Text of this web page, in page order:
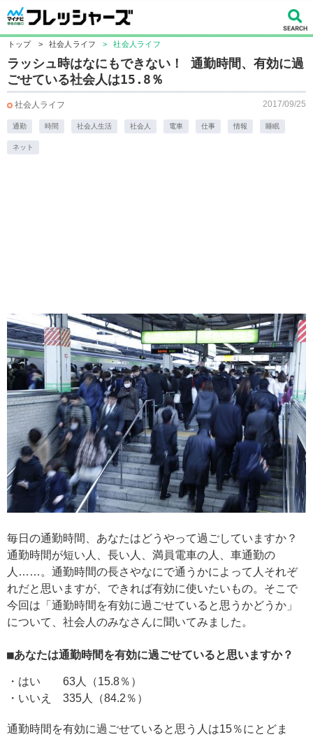
トップ > 社会人ライフ > 社会人ライフ
ラッシュ時はなにもできない！ 通勤時間、有効に過
ごせている社会人は15.8％
社会人ライフ 2017/09/25
通勤 時間 社会人生活 社会人 電車 仕事 情報 睡眠
ネット
毎日の通勤時間、あなたはどうやって過ごしていますか？
通勤時間が短い人、長い人、満員電車の人、車通勤の
人……。通勤時間の長さやなにで通うかによって人それぞ
れだと思いますが、できれば有効に使いたいもの。そこで
今回は「通勤時間を有効に過ごせていると思うかどうか」
について、社会人のみなさんに聞いてみました。
■あなたは通勤時間を有効に過ごせていると思いますか？
・はい 63人（15.8％）
・いいえ 335人（84.2％）
通勤時間を有効に過ごせていると思う人は15％にとどま